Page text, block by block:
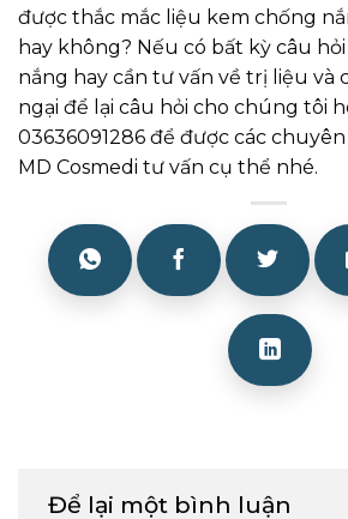
được thắc mắc liệu kem chống
hay không? Nếu có bất kỳ câu
nắng hay cần tư vấn về trị liệu và
ngại để lại câu hỏi cho chúng tôi
03636091286 để được các
MD Cosmedi tư vấn cụ thể nhé.
Để lại một bình luận